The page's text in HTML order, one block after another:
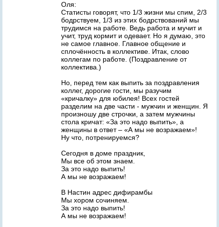
Оля:
Статисты говорят, что 1/3 жизни мы спим, 2/3
бодрствуем, 1/3 из этих бодрствований мы
трудимся на работе. Ведь работа и мучит и
учит, труд кормит и одевает. Но я думаю, это
не самое главное. Главное общение и
сплочённость в коллективе. Итак, слово
коллегам по работе. (Поздравление от
коллектива.)
Но, перед тем как выпить за поздравления
коллег, дорогие гости, мы разучим
«кричалку» для юбилея! Всех гостей
разделим на две части - мужчин и женщин. Я
произношу две строчки, а затем мужчины
стола кричат: «За это надо выпить», а
женщины в ответ – «А мы не возражаем»!
Ну что, потренируемся?
Сегодня в доме праздник,
Мы все об этом знаем.
За это надо выпить!
А мы не возражаем!
В Настин адрес дифирамбы
Мы хором сочиняем.
За это надо выпить!
А мы не возражаем!